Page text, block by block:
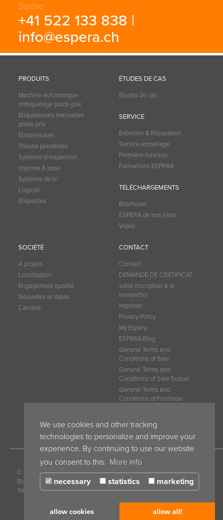
We use cookies and other tracking
technologies to personalize and improve your
experience. By continuing to use our website
you consent to this. More info
necessary
statistics marketing
allow cookies allow all!
Suisse
+41 522 133 838 |
info@espera.ch
PRODUITS
Machine automatique
d'étiquetage poids-prix
Etiqueteuses manuelles
poids-prix
Etiqueteuses
Trieuse pondérale
Système d´inspection
Imprime & pose
Système de tri
Logiciel
Etiquettes
ÉTUDES DE CAS
Études de cas
SERVICE
Entretien & Réparation
Service emballage
Première livraison
Formations ESPERA
TÉLÉCHARGEMENTS
Brochures
ESPERA de nos jours
Vidéo
SOCIÉTÉ
A propos
Localisation
Engagement qualité
Nouvelles et dates
Carrière
CONTACT
Contact
DEMANDE DE CERTIFICAT
votre inscription à la
newsletter
Imprimer
Privacy Policy
My Espera
ESPERA Blog
General Terms and
Conditions of Sale
General Terms and
Conditions of Sale Suisse
General Terms and
Conditions of Purchase
CGV ESPERA Belgium
© 2017 ESPERA-WERKE GmbH · P.O.
Box 10 04 55 · 47004 Duisburg · Germany ·
Tel. +49 203 30 54 0 · Fax +49 203 30 54 275 ·info@espera.com